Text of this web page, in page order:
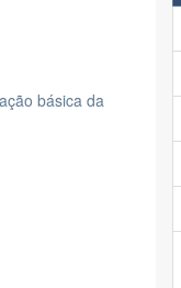
básica da